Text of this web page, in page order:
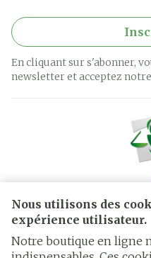
Nous utilisons des
expérience utilisateur.
Notre boutique en ligne
En cliquant sur s'abonner,
newsletter et acceptez notre
Liens légaux